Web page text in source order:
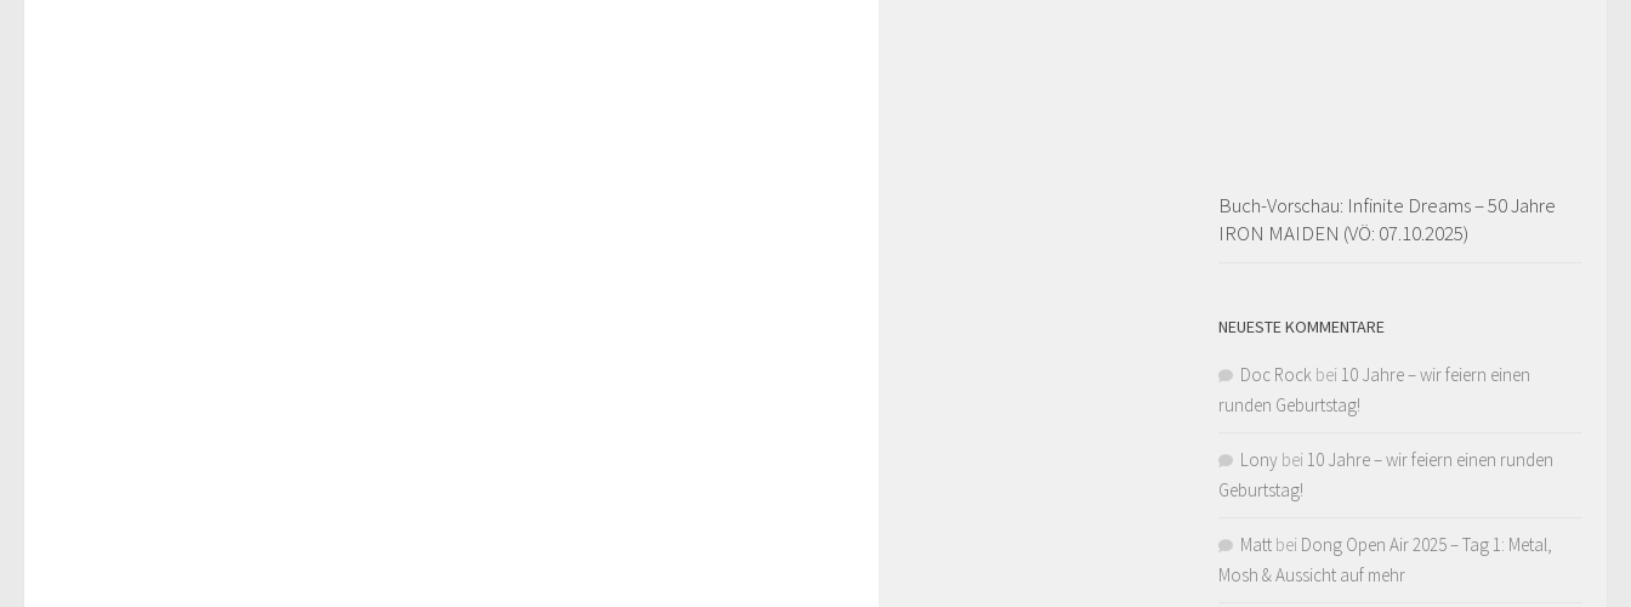
Buch-Vorschau: Infinite Dreams – 50 Jahre
IRON MAIDEN (VÖ: 07.10.2025)
NEUESTE KOMMENTARE
Doc Rock bei 10 Jahre – wir feiern einen
runden Geburtstag!
Lony bei 10 Jahre – wir feiern einen runden
Geburtstag!
Matt bei Dong Open Air 2025 – Tag 1: Metal,
Mosh & Aussicht auf mehr